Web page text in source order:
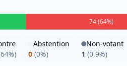
74 (64%)
64%)
Abstention
0 (0%)
Non-votant
1 (0,9%)